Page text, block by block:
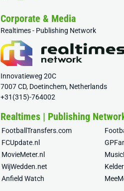
Corporate & Media
Realtimes - Publishing Network
Innovatieweg 20C
7007 CD, Doetinchem, Netherlands
+31(315)-764002
Realtimes | Publishing
FootballTransfers.com
FCUpdate.nl
MovieMeter.nl
WijWedden.net
Anfield Watch